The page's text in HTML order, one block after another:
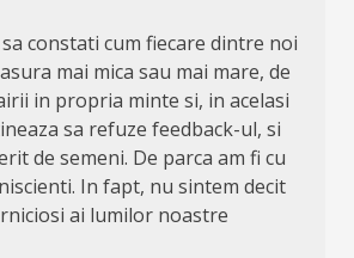
constati cum fiecare dintre noi
mai mica sau mai mare, de
in propria minte si, in acelasi
sa refuze feedback-ul, si
de semeni. De parca am fi cu
In fapt, nu sintem decit
ai lumilor noastre